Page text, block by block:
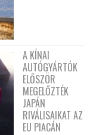
A KÍNAI
AUTÓGYÁRTÓK
ELŐSZÖR
MEGELŐZTÉK
JAPÁN
RIVÁLISAIKAT AZ
EU PIACÁN